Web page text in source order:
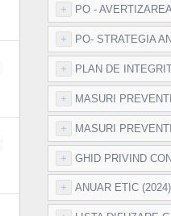
+ PO -
+ PO- STRATEGIA
+ PLAN DE
+ MASURI
+ MASURI
+ GHID PRIVIND
+ ANUAR ETIC (2024)